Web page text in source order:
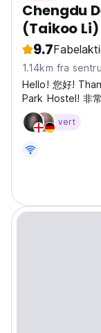
Chengdu
(Taikoo Li)
9.7
1.14km fra
Hello! 您好!
Park Hostel! ⾮
time is after
you can Check
是24小时营业。
店，且我们有空
免费的先把⾏李
vert